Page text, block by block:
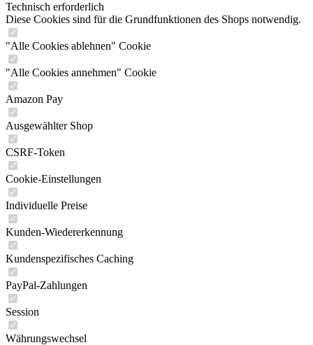
Technisch erforderlich
Diese Cookies sind für die Grundfunktionen des Shops notwendig.
"Alle Cookies ablehnen" Cookie
"Alle Cookies annehmen" Cookie
Amazon Pay
Ausgewählter Shop
CSRF-Token
Cookie-Einstellungen
Individuelle Preise
Kunden-Wiedererkennung
Kundenspezifisches Caching
PayPal-Zahlungen
Session
Währungswechsel